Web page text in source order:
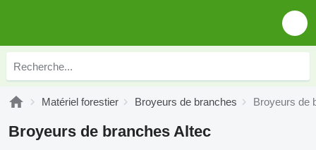
Matériel forestier Broyeurs de branches Broyeurs de
Broyeurs de branches Altec